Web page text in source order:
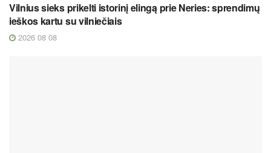
Vilnius sieks prikelti istorinį elingą prie Neries: sprendimų
ieškos kartu su vilniečiais
2026 08 08